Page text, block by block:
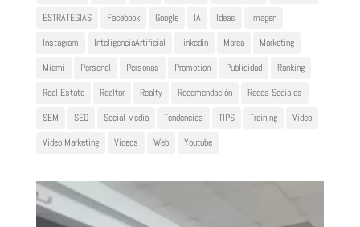
ESTRATEGIAS
Facebook Google IA Ideas
Imagen
Instagram
InteligenciaArtificial linkedin Marca
Marketing
Miami
Personal Personas Promotion Publicidad
Ranking
Real Estate
Realtor Realty Recomendación
Redes Sociales
SEM
SEO Social Media Tendencias TIPS Training
Video
Video Marketing
Videos Web Youtube
Reproductor
de